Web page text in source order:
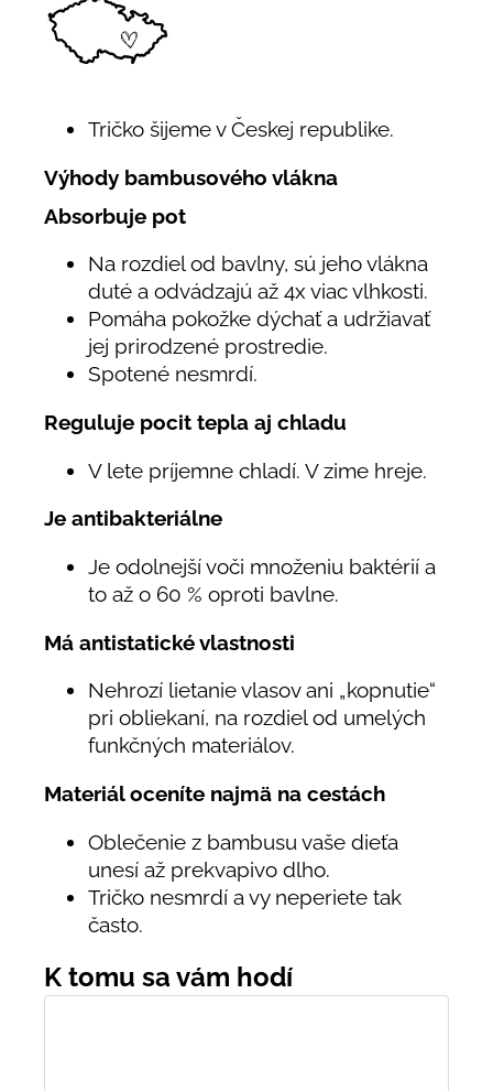
Tričko šijeme v Českej republike.
Výhody bambusového vlákna
Absorbuje pot
Na rozdiel od bavlny, sú jeho vlákna
duté a odvádzajú až 4x viac vlhkosti.
Pomáha pokožke dýchať a udržiavať
jej prirodzené prostredie.
Spotené nesmrdí.
Reguluje pocit tepla aj chladu
V lete príjemne chladí. V zime hreje.
Je antibakteriálne
Je odolnejší voči množeniu baktérií a
to až o 60 % oproti bavlne.
Má antistatické vlastnosti
Nehrozí lietanie vlasov ani „kopnutie“
pri obliekaní, na rozdiel od umelých
funkčných materiálov.
Materiál oceníte najmä na cestách
Oblečenie z bambusu vaše dieťa
unesí až prekvapivo dlho.
Tričko nesmrdí a vy neperiete tak
často.